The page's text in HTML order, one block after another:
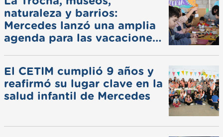
naturaleza y barrios:
Mercedes lanzó una amplia
agenda para las vacaciones
El CETIM cumplió 9 años y
reafirmó su lugar clave en la
salud infantil de Mercedes